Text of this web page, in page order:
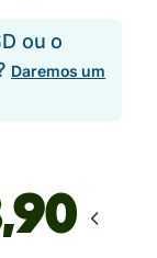
ou o
Daremos um